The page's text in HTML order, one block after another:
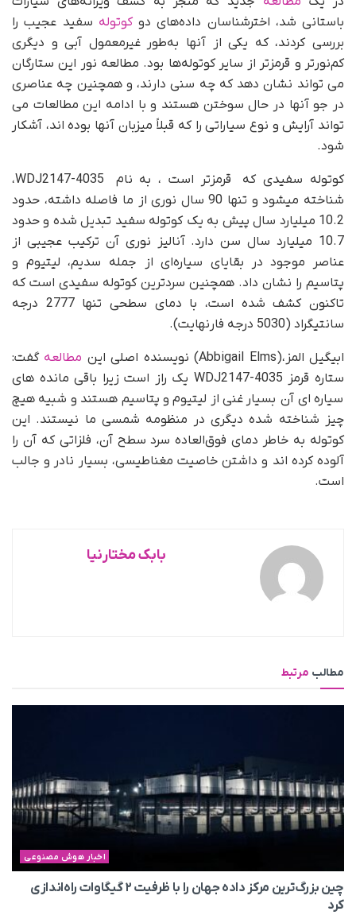
باستانی شد، اخترشناسان داده‌های دوکوتوله سفید عجیب را
بررسی کردند، که یکی از آنها به‌طور غیرمعمول آبی و دیگری
کم‌نورتر و قرمزتر از سایر کوتوله‌ها بود. مطالعه نور این ستارگان
می تواند نشان دهد که چه سنی دارند، و همچنین چه عناصری
در جو آنها در حال سوختن هستند و با ادامه این مطالعات می
تواند آرایش و نوع سیاراتی را که قبلاً میزبان آنها بوده اند، آشکار
شود.
کوتوله سفیدی که قرمزتر است ، به نام WDJ2147-4035،
شناخته میشود و تنها 90 سال نوری از ما فاصله داشته، حدود
10.2 میلیارد سال پیش به یک کوتوله سفید تبدیل شده و حدود
10.7 میلیارد سال سن دارد. آنالیز نوری آن ترکیب عجیبی از
عناصر موجود در بقایای سیاره‌ای از جمله سدیم، لیتیوم و
پتاسیم را نشان داد. همچنین سردترین کوتوله سفیدی است که
تاکنون کشف شده است، با دمای سطحی تنها 2777 درجه
سانتیگراد (5030 درجه فارنهایت).
ابیگیل المز،(Abbigail Elms) نویسنده اصلی این مطالعه گفت:
ستاره قرمز WDJ2147-4035 یک راز است زیرا باقی مانده های
سیاره ای آن بسیار غنی از لیتیوم و پتاسیم هستند و شبیه هیچ
چیز شناخته شده دیگری در منظومه شمسی ما نیستند. این
کوتوله به خاطر دمای فوق‌العاده سرد سطح آن، فلزاتی که آن را
آلوده کرده اند و داشتن خاصیت مغناطیسی، بسیار نادر و جالب
است.
بابک مختارنیا
مطالب مرتبط
اخبار هوش مصنوعی
چین بزرگ‌ترین مرکز داده جهان را با ظرفیت ۲ گیگاوات راه‌اندازی
کرد